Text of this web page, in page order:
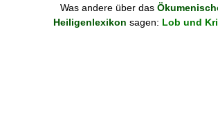
Was andere über das
Heiligenlexikon sagen: Lob und